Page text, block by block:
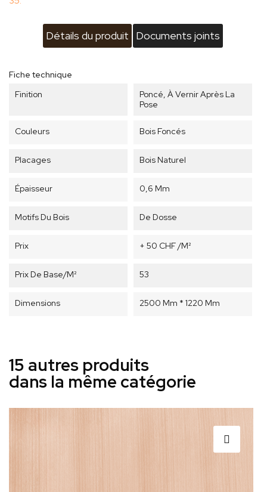
Détails du produit Documents joints
Fiche technique
Finition
Poncé, À Vernir Après La
Pose
Couleurs Bois Foncés
Placages Bois Naturel
Épaisseur 0,6 Mm
Motifs Du Bois De Dosse
Prix + 50 CHF /m²
Prix De Base/m² 53
Dimensions 2500 Mm * 1220 Mm
15 autres produits
dans la même catégorie